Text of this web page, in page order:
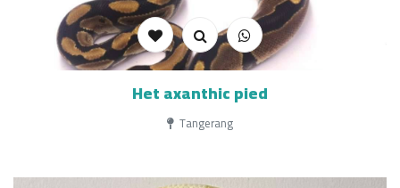
Het axanthic pied
Tangerang